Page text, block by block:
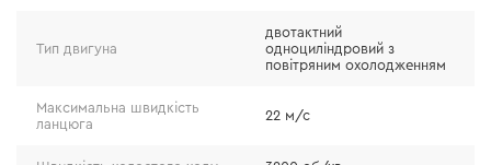
Тип двигуна
двотактний
одноциліндровий з
повітряним охолодженням
Максимальна швидкість
ланцюга
22 м/с